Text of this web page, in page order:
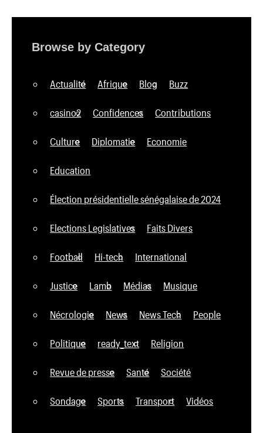
Browse by Category
Actualité Afrique Blog Buzz
casino2 Confidences Contributions
Culture Diplomatie Economie
Education
Élection présidentielle sénégalaise de 2024
Elections Legislatives Faits Divers
Football Hi-tech International
Justice Lamb Médias Musique
Nécrologie News News Tech People
Politique ready_text Religion
Revue de presse Santé Société
Sondage Sports Transport Vidéos